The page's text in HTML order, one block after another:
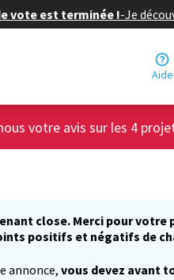
vote est terminée !-Je
Aide
votre avis sur les 4
close. Merci pour votre
positifs et négatifs de
annonce, vous devez avant